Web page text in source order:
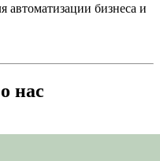
автоматизации бизнеса и
нас